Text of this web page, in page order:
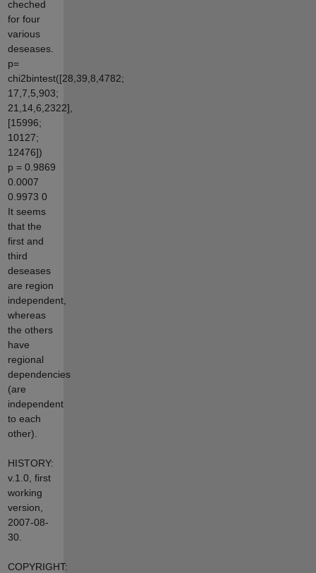
cheched
for four
various
deseases.
p=
chi2bintest([28,39,8,4782;
17,7,5,903;
21,14,6,2322],
[15996;
10127;
12476])
p = 0.9869
0.0007
0.9973 0
It seems
that the
first and
third
deseases
are region
independent,
whereas
the others
have
regional
dependencies
(are
independent
to each
other).
HISTORY:
v.1.0, first
working
version,
2007-08-
30.
COPYRIGHT: